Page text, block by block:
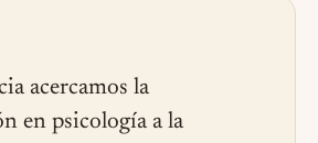
acercamos la
en psicología a la